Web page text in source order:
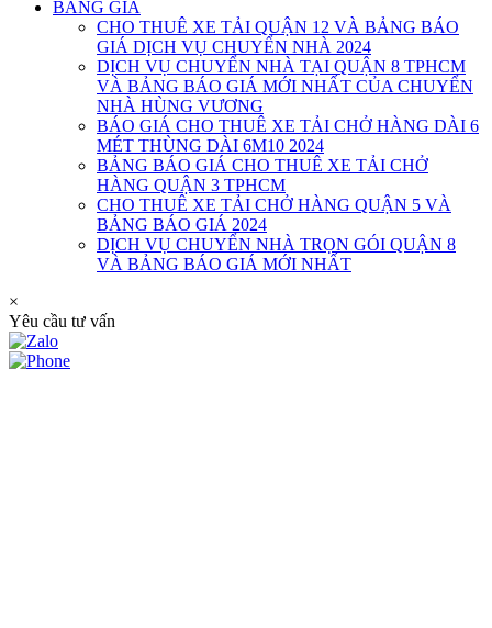
BẢNG GIÁ
CHO THUÊ XE TẢI QUẬN 12 VÀ BẢNG BÁO
GIÁ DỊCH VỤ CHUYỂN NHÀ 2024
DỊCH VỤ CHUYỂN NHÀ TẠI QUẬN 8 TPHCM
VÀ BẢNG BÁO GIÁ MỚI NHẤT CỦA CHUYỂN
NHÀ HÙNG VƯƠNG
BÁO GIÁ CHO THUÊ XE TẢI CHỞ HÀNG DÀI 6
MÉT THÙNG DÀI 6M10 2024
BẢNG BÁO GIÁ CHO THUÊ XE TẢI CHỞ
HÀNG QUẬN 3 TPHCM
CHO THUÊ XE TẢI CHỞ HÀNG QUẬN 5 VÀ
BẢNG BÁO GIÁ 2024
DỊCH VỤ CHUYỂN NHÀ TRỌN GÓI QUẬN 8
VÀ BẢNG BÁO GIÁ MỚI NHẤT
×
Yêu cầu tư vấn